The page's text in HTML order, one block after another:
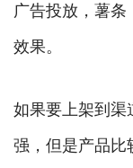
广告投放，薯
效果。
如果要上架到渠
强，但是产品比